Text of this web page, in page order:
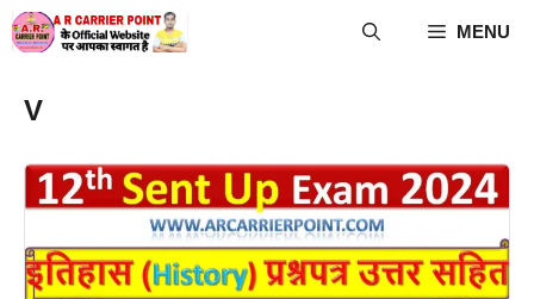
Skip
to
MENU
V